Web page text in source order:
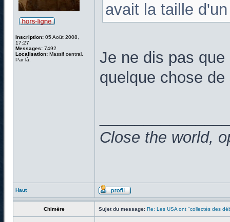
Inscription: 05 Août 2008,
17:27
Messages: 7492
Localisation: Massif central.
Par là.
avait la taille
Je ne dis pas
quelque chose
Close the world,
Haut
Chimère Sujet du message: Re: Les USA ont "collectés des